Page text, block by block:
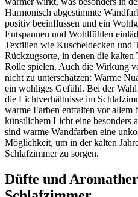
Harmonisch abgestimmte
positiv beeinflussen und ein
Entspannen und Wohlfühlen
Textilien wie Kuscheldecken und
Rückzugsorte, in denen die kalten
Rolle spielen. Auch die Wirkung
nicht zu unterschätzen: Warme
ein wohliges Gefühl. Bei der
die Lichtverhältnisse im
warme Farben entfalten vor allem
künstlichem Licht eine besonders
sind warme Wandfarben eine
Möglichkeit, um in der kalten
Schlafzimmer zu sorgen.
Düfte und